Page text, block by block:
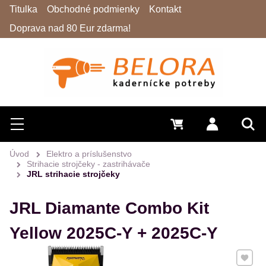
Hľadať
Menu Prihlásiť
0 €
Titulka Obchodné podmienky
Kontakt
Doprava nad 80 Eur zdarma!
Úvod
Elektro a príslušenstvo
Strihacie strojčeky - zastrihávače
JRL strihacie strojčeky
JRL Diamante Combo Kit
Yellow 2025C-Y + 2025C-Y
Pridať